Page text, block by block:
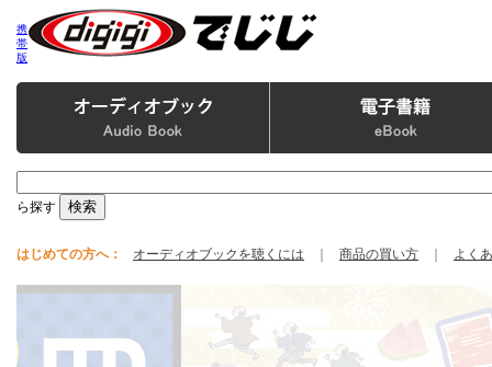
携
帯
版
ら探す
はじめての方へ： オーディオブックを聴くには 商品の買い方 よく